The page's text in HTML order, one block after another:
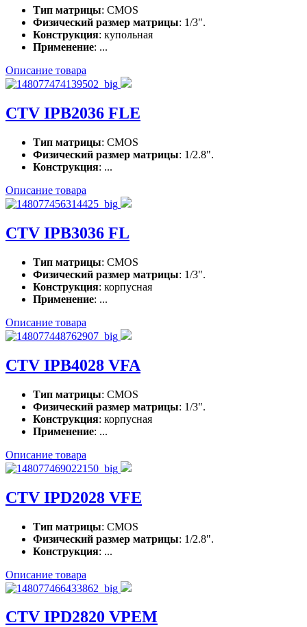
Тип матрицы: CMOS
Физический размер матрицы: 1/3".
Конструкция: купольная
Применение: ...
Описание товара
CTV IPB2036 FLE
Тип матрицы: CMOS
Физический размер матрицы: 1/2.8".
Конструкция: ...
Описание товара
CTV IPB3036 FL
Тип матрицы: CMOS
Физический размер матрицы: 1/3".
Конструкция: корпусная
Применение: ...
Описание товара
CTV IPB4028 VFA
Тип матрицы: CMOS
Физический размер матрицы: 1/3".
Конструкция: корпусная
Применение: ...
Описание товара
CTV IPD2028 VFE
Тип матрицы: CMOS
Физический размер матрицы: 1/2.8".
Конструкция: ...
Описание товара
CTV IPD2820 VPEM